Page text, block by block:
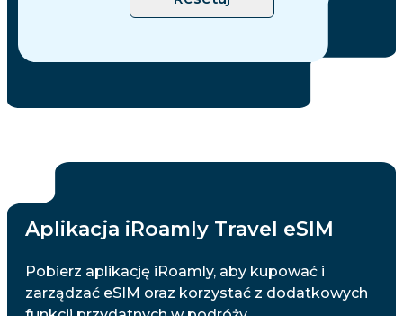
Aplikacja iRoamly Travel eSIM
Pobierz aplikację iRoamly, aby kupować i
zarządzać eSIM oraz korzystać z dodatkowych